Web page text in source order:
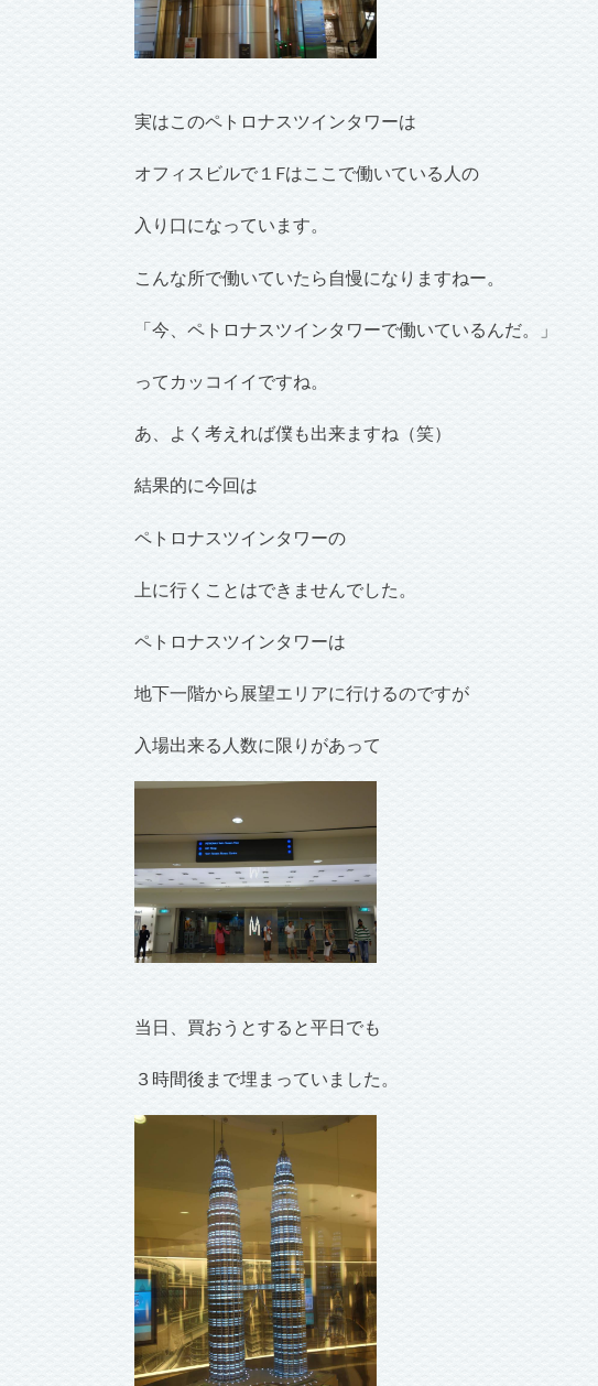
実はこのペトロナスツインタワーは
オフィスビルで１Fはここで働いている人の
入り口になっています。
こんな所で働いていたら自慢になりますねー。
「今、ペトロナスツインタワーで働いているんだ。」
ってカッコイイですね。
あ、よく考えれば僕も出来ますね（笑）
結果的に今回は
ペトロナスツインタワーの
上に行くことはできませんでした。
ペトロナスツインタワーは
地下一階から展望エリアに行けるのですが
入場出来る人数に限りがあって
当日、買おうとすると平日でも
３時間後まで埋まっていました。